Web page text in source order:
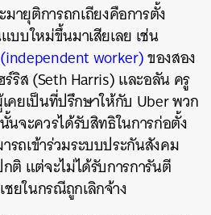
ายุติการถกเถียงคือการตั้ง
บบใหม่ขึ้นมาเสียเลย เช่น
worker)ของสอง
ริส (Seth Harris) และอลัน ครู
คยเป็นที่ปรึกษาให้กับ Uber พวก
นจะควรได้รับสิทธิในการก่อตั้ง
รถเข้าร่วมระบบประกันสังคม
ติ แต่จะไม่ได้รับการการันตี
ยในกรณีถูกเลิกจ้าง